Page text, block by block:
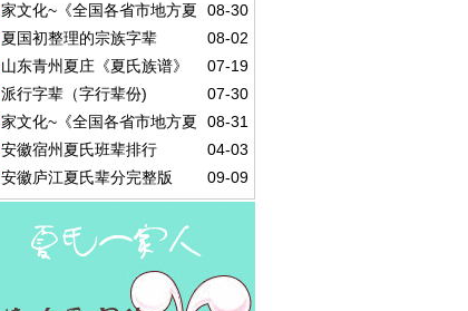
08-30
家文化~《全国各省市地方夏
氏支系及字辈汇编》湖南部分之四
08-02
夏国初整理的宗族字辈
07-19
山东青州夏庄《夏氏族谱》
序言、后记、字辈表
07-30
派行字辈（字行辈份)
08-31
家文化~《全国各省市地方夏
氏支系及字辈汇编》湖南部分之五
04-03
安徽宿州夏氏班辈排行
09-09
安徽庐江夏氏辈分完整版